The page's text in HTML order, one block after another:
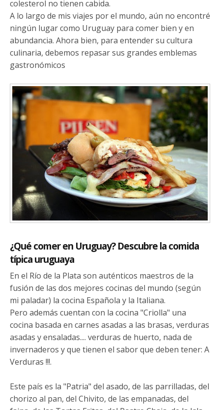
colesterol no tienen cabida.
A lo largo de mis viajes por el mundo, aún no encontré
ningún lugar como Uruguay para comer bien y en
abundancia. Ahora bien, para entender su cultura
culinaria, debemos repasar sus grandes emblemas
gastronómicos
¿Qué comer en Uruguay? Descubre la comida
típica uruguaya
En el Río de la Plata son auténticos maestros de la
fusión de las dos mejores cocinas del mundo (según
mi paladar) la cocina Española y la Italiana.
Pero además cuentan con la cocina "Criolla" una
cocina basada en carnes asadas a las brasas, verduras
asadas y ensaladas.... verduras de huerto, nada de
invernaderos y que tienen el sabor que deben tener: A
Verduras !!!.
Este país es la "Patria" del asado, de las parrilladas, del
chorizo al pan, del Chivito, de las empanadas, del